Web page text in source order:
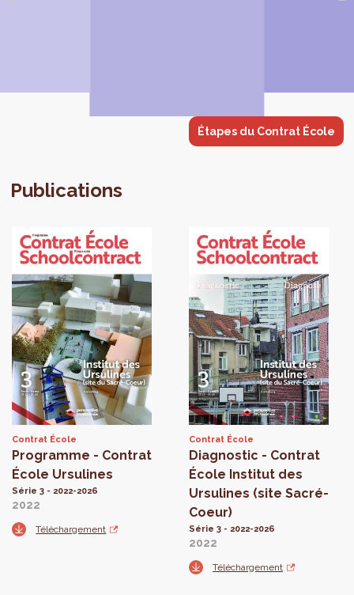
Étapes du Contrat École
Publications
Contrat École
Programme - Contrat
École Ursulines
Série 3 - 2022-2026
2022
Téléchargement
Contrat École
Diagnostic - Contrat
École Institut des
Ursulines (site Sacré-
Coeur)
Série 3 - 2022-2026
2022
Téléchargement